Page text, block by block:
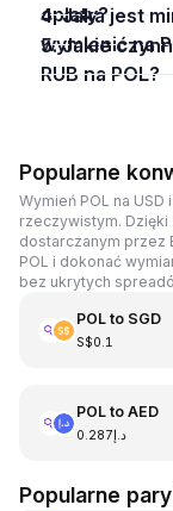
opłaty?
4. Jaka jest minimalna ilość RUB, którą mogę
wymienić na
5. Jakie czynniki wpływają na kurs wymiany
RUB na POL?
Popularne
Wymień POL na
rzeczywistym.
dostarczanym przez
POL i dokonać
bez ukrytych
POLto SGD
S$0.1
POLto AED
د.إ0.287
Popularne